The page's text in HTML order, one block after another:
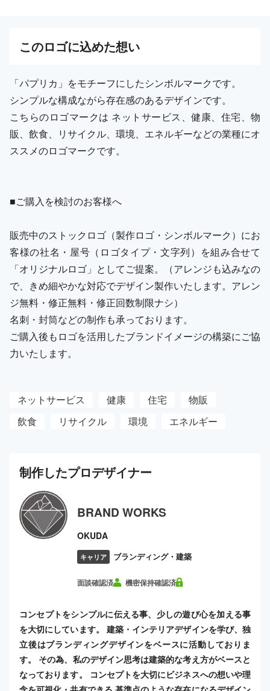
このロゴに込めた想い
「パプリカ」をモチーフにしたシンボルマークです。
シンプルな構成ながら存在感のあるデザインです。
こちらのロゴマークは ネットサービス、健康、住宅、物
販、飲食、リサイクル、環境、エネルギーなどの業種にオ
ススメのロゴマークです。
■ご購入を検討のお客様へ
販売中のストックロゴ（製作ロゴ・シンボルマーク）にお
客様の社名・屋号（ロゴタイプ・文字列）を組み合せて
「オリジナルロゴ」としてご提案。（アレンジも込みなの
で、きめ細やかな対応でデザイン製作いたします。アレン
ジ無料・修正無料・修正回数制限ナシ）
名刺・封筒などの制作も承っております。
ご購入後もロゴを活用したブランドイメージの構築にご協
力いたします。
ネットサービス 健康 住宅
物販
飲食
リサイクル 環境 エネルギー
制作したプロデザイナー
BRAND WORKS
OKUDA
キャリア ブランディング・建築
面談確認済 機密保持確認済
コンセプトをシンプルに伝える事、少しの遊び心を加える事
を大切にしています。 建築・インテリアデザインを学び、独
立後はブランディングデザインをベースに活動しておりま
す。 その為、私のデザイン思考は建築的な考え方がベースと
なっております。 コンセプトを大切にビジネスへの想いや理